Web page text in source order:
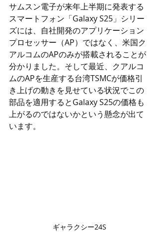
サムスン電子が来年上半期に発表する
スマートフォン「Galaxy S25」シリー
ズには、自社開発のアプリケーション
プロセッサー（AP）ではなく、米国ク
アルコムのAPのみが搭載されることが
分かりました。そして最近、クアルコ
ムのAPを生産する台湾TSMCが価格引
き上げの動きを見せている状況でこの
部品を適用するとGalaxy S25の価格も
上がるのではないかという懸念が出て
います。
ギャラクシー24S